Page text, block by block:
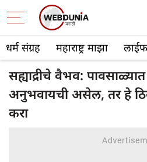
धर्म संग्रह महाराष्ट्र माझा
सह्याद्रीचे वैभव: पावसाळ्यात
अनुभवायची असेल, तर हे
करा